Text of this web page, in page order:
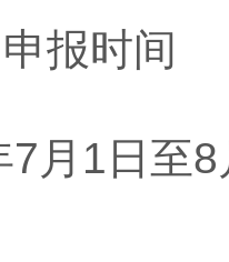
报时间
1日至8